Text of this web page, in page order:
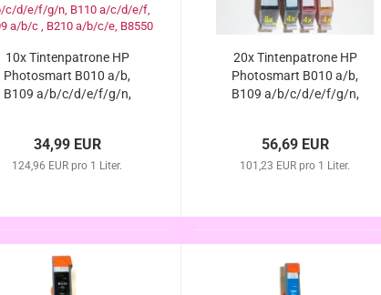
10x Tintenpatrone HP
Photosmart B010 a/b,
B109 a/b/c/d/e/f/g/n,
B8550 kompatibel
HP364XL m.
34,99 EUR
124,96 EUR pro 1 Liter.
20x Tintenpatrone HP
Photosmart B010 a/b,
B109 a/b/c/d/e/f/g/n,
B8550 kompatibel
HP364XL m.
56,69 EUR
101,23 EUR pro 1 Liter.